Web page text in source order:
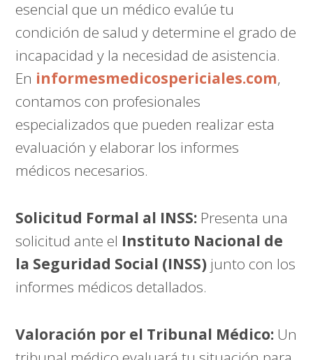
esencial que un médico evalúe tu
condición de salud y determine el grado de
incapacidad y la necesidad de asistencia.
En informesmedicospericiales.com,
contamos con profesionales
especializados que pueden realizar esta
evaluación y elaborar los informes
médicos necesarios.
Solicitud Formal al INSS: Presenta una
solicitud ante el Instituto Nacional de
la Seguridad Social (INSS) junto con los
informes médicos detallados.
Valoración por el Tribunal Médico: Un